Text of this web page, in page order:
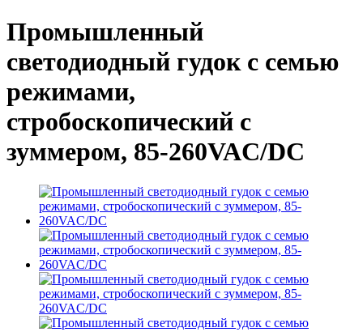
Промышленный
светодиодный гудок с семью
режимами,
стробоскопический с
зуммером, 85-260VAC/DC